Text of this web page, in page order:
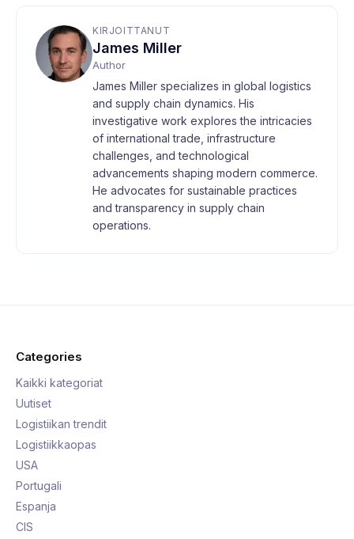
KIRJOITTANUT
James Miller
Author
James Miller specializes in global logistics
and supply chain dynamics. His
investigative work explores the intricacies
of international trade, infrastructure
challenges, and technological
advancements shaping modern commerce.
He advocates for sustainable practices
and transparency in supply chain
operations.
Categories
Kaikki kategoriat
Uutiset
Logistiikan trendit
Logistiikkaopas
USA
Portugali
Espanja
CIS